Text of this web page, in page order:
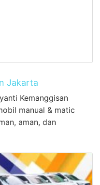
Jakarta
Kemanggisan
manual & matic
aman, dan